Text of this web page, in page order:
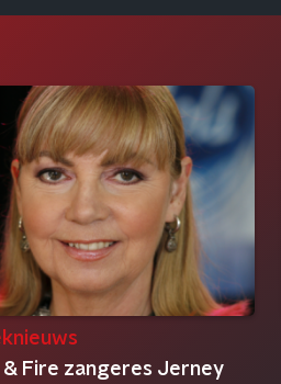
& Fire zangeres Jerney